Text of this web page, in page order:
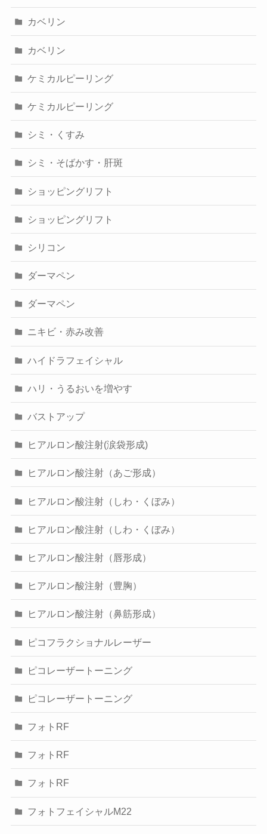
カベリン
カベリン
ケミカルピーリング
ケミカルピーリング
シミ・くすみ
シミ・そばかす・肝斑
ショッピングリフト
ショッピングリフト
シリコン
ダーマペン
ダーマペン
ニキビ・赤み改善
ハイドラフェイシャル
ハリ・うるおいを増やす
バストアップ
ヒアルロン酸注射(涙袋形成)
ヒアルロン酸注射（あご形成）
ヒアルロン酸注射（しわ・くぼみ）
ヒアルロン酸注射（しわ・くぼみ）
ヒアルロン酸注射（唇形成）
ヒアルロン酸注射（豊胸）
ヒアルロン酸注射（鼻筋形成）
ピコフラクショナルレーザー
ピコレーザートーニング
ピコレーザートーニング
フォトRF
フォトRF
フォトRF
フォトフェイシャルM22